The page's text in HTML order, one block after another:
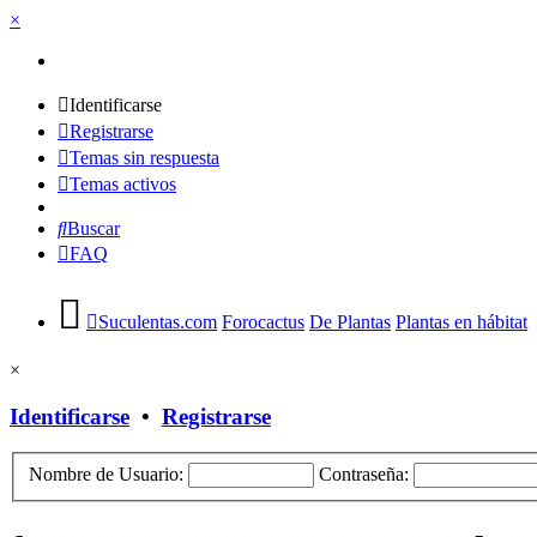
×
Identificarse
Registrarse
Temas sin respuesta
Temas activos
Buscar
FAQ
Suculentas.com Forocactus De Plantas Plantas en hábitat
×
Identificarse • Registrarse
Nombre de Usuario: Contraseña: